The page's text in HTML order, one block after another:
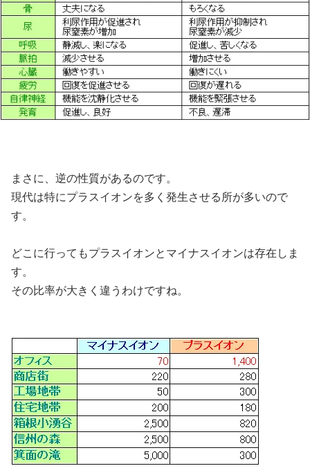
まさに、逆の性質があるのです。
現代は特にプラスイオンを多く発生させる所が多いので
す。
どこに行ってもプラスイオンとマイナスイオンは存在しま
す。
その比率が大きく違うわけですね。